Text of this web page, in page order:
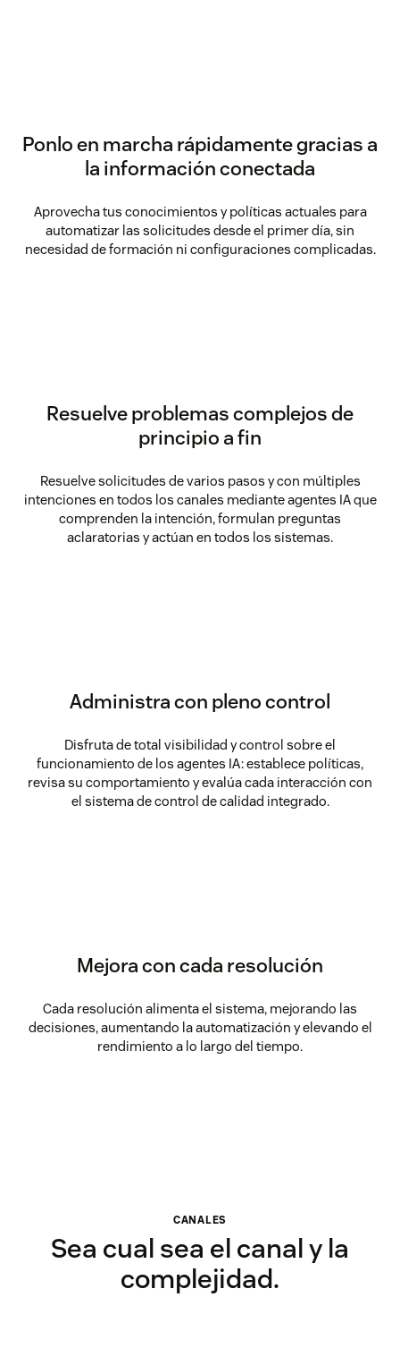
Ponlo en marcha rápidamente gracias a
la información conectada
Aprovecha tus conocimientos y políticas actuales para
automatizar las solicitudes desde el primer día, sin
necesidad de formación ni configuraciones complicadas.
Resuelve problemas complejos de
principio a fin
Resuelve solicitudes de varios pasos y con múltiples
intenciones en todos los canales mediante agentes IA que
comprenden la intención, formulan preguntas
aclaratorias y actúan en todos los sistemas.
Administra con pleno control
Disfruta de total visibilidad y control sobre el
funcionamiento de los agentes IA: establece políticas,
revisa su comportamiento y evalúa cada interacción con
el sistema de control de calidad integrado.
Mejora con cada resolución
Cada resolución alimenta el sistema, mejorando las
decisiones, aumentando la automatización y elevando el
rendimiento a lo largo del tiempo.
CANALES
Sea cual sea el canal y la
complejidad.